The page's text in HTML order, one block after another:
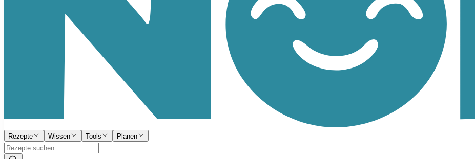
Rezepte Wissen Tools Planen